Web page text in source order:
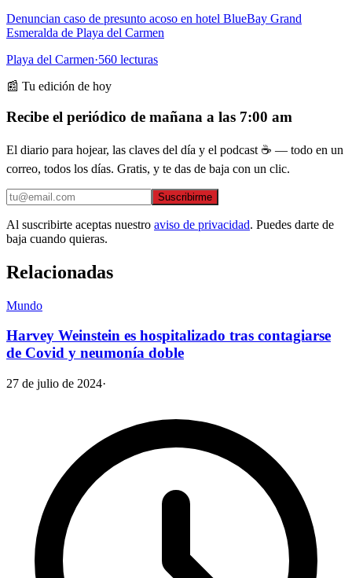
Denuncian caso de presunto acoso en hotel BlueBay Grand
Esmeralda de Playa del Carmen
Playa del Carmen·560 lecturas
📰 Tu edición de hoy
Recibe el periódico de mañana a las 7:00 am
El diario para hojear, las claves del día y el podcast ☕ — todo en un
correo, todos los días. Gratis, y te das de baja con un clic.
Suscribirme
Al suscribirte aceptas nuestro aviso de privacidad. Puedes darte de
baja cuando quieras.
Relacionadas
Mundo
Harvey Weinstein es hospitalizado tras contagiarse
de Covid y neumonía doble
27 de julio de 2024·